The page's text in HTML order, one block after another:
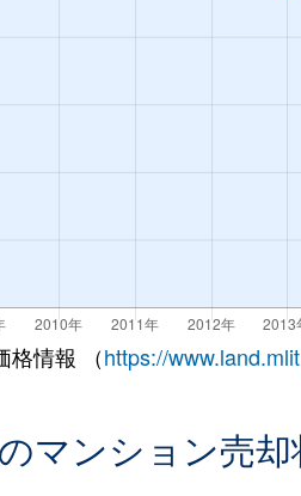
格情報 （https://
マンション売却